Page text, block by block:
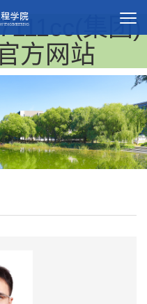
集团)
方网站